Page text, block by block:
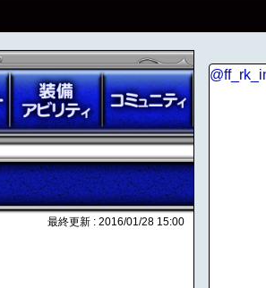
最終更新 : 2016/01/28 15:00